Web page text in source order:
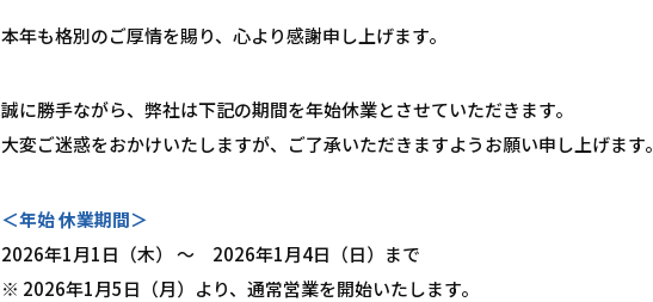
本年も格別のご厚情を賜り、心より感謝申し上げます。
誠に勝手ながら、弊社は下記の期間を年始休業とさせていただきます。
大変ご迷惑をおかけいたしますが、ご了承いただきますようお願い申し上げます。
＜年始 休業期間＞
2026年1月1日（木） ～ 2026年1月4日（日）まで
※ 2026年1月5日（月）より、通常営業を開始いたします。